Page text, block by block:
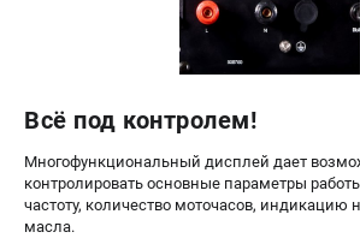
Всё под контролем!
Многофункциональный дисплей дает
контролировать основные параметры
частоту, количество моточасов, индикацию
масла.